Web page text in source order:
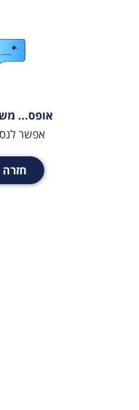
אופס...
אפשר